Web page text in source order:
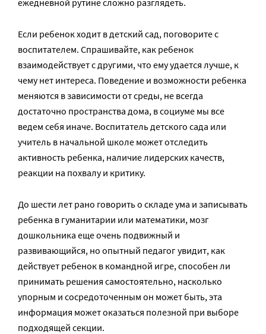
Если ребенок ходит в детский сад, поговорите с
воспитателем. Спрашивайте, как ребенок
взаимодействует с другими, что ему удается лучше, к
чему нет интереса. Поведение и возможности ребенка
меняются в зависимости от среды, не всегда
достаточно пространства дома, в социуме мы все
ведем себя иначе. Воспитатель детского сада или
учитель в начальной школе может отследить
активность ребенка, наличие лидерских качеств,
реакции на похвалу и критику.
До шести лет рано говорить о складе ума и записывать
ребенка в гуманитарии или математики, мозг
дошкольника еще очень подвижный и
развивающийся, но опытный педагог увидит, как
действует ребенок в командной игре, способен ли
принимать решения самостоятельно, насколько
упорным и сосредоточенным он может быть, эта
информация может оказаться полезной при выборе
подходящей секции.